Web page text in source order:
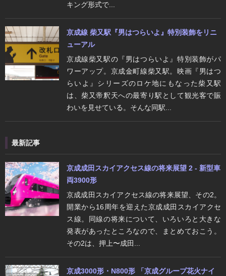
キング形式で...
京成線 柴又駅『男はつらいよ』特別装飾をリニ
ューアル
京成線柴又駅の『男はつらいよ』特別装飾がパ
ワーアップ。京成金町線柴又駅。映画『男はつ
らいよ』シリーズのロケ地にもなった柴又駅
は、柴又帝釈天への最寄り駅として観光客で賑
わいを見せている。そんな同駅...
最新記事
京成成田スカイアクセス線の将来展望 2 - 新型車
両3900形
京成成田スカイアクセス線の将来展望、その2。
開業から16周年を迎えた京成成田スカイアクセ
ス線。同線の将来について、いろいろと大きな
発表があったところなので、まとめておこう。
その2は、押上〜成田...
京成3000形・N800形 「京成グループ花火ナイ